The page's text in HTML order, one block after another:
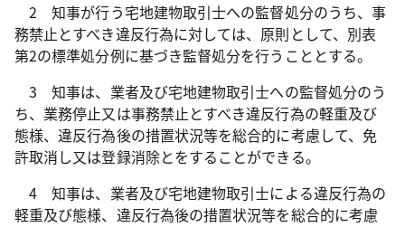
2 知事が行う宅地建物取引士への監督処分のうち、事
務禁止とすべき違反行為に対しては、原則として、別表
第2の標準処分例に基づき監督処分を行うこととする。
3 知事は、業者及び宅地建物取引士への監督処分のう
ち、業務停止又は事務禁止とすべき違反行為の軽重及び
態様、違反行為後の措置状況等を総合的に考慮して、免
許取消し又は登録消除とをすることができる。
4 知事は、業者及び宅地建物取引士による違反行為の
軽重及び態様、違反行為後の措置状況等を総合的に考慮